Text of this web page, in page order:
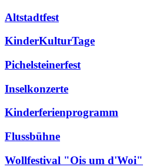
Altstadtfest
KinderKulturTage
Pichelsteinerfest
Inselkonzerte
Kinderferienprogramm
Flussbühne
Wollfestival "Ois um d'Woi"